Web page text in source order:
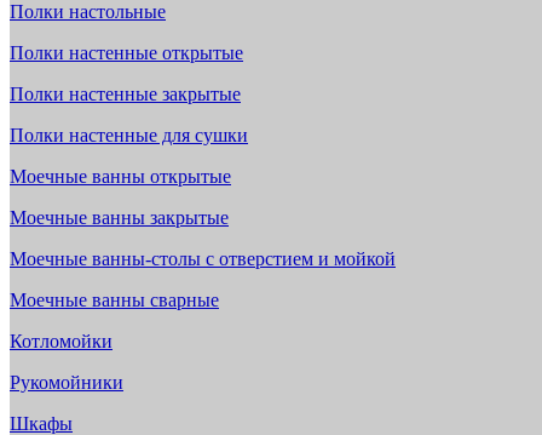
Полки настольные
Полки настенные открытые
Полки настенные закрытые
Полки настенные для сушки
Моечные ванны открытые
Моечные ванны закрытые
Моечные ванны-столы с отверстием и мойкой
Моечные ванны сварные
Котломойки
Рукомойники
Шкафы